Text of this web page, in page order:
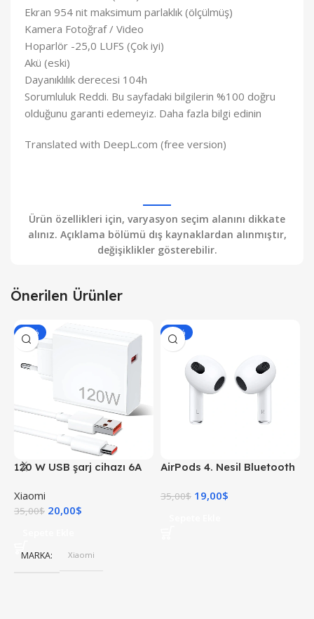
Ekran 954 nit maksimum parlaklık (ölçülmüş)
Kamera Fotoğraf / Video
Hoparlör -25,0 LUFS (Çok iyi)
Akü (eski)
Dayanıklılık derecesi 104h
Sorumluluk Reddi. Bu sayfadaki bilgilerin %100 doğru
olduğunu garanti edemeyiz. Daha fazla bilgi edinin
Translated with DeepL.com (free version)
Ürün özellikleri için, varyasyon seçim alanını dikkate
alınız. Açıklama bölümü dış kaynaklardan alınmıştır,
değişiklikler gösterebilir.
Önerilen Ürünler
-43%
120 W USB şarj cihazı 6A
Turbo şarj hızlı şarj
Xiaomi
35,00$ 20,00$
MARKA Xiaomi
-46%
AirPods 4. Nesil Bluetooth
35,00$ 19,00$